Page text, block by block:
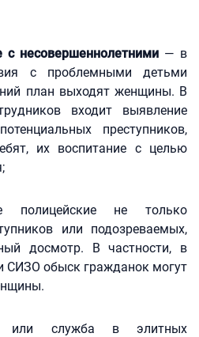
с несовершеннолетними — в
с проблемными детьми
план выходят женщины. В
входит выявление
преступников,
их воспитание с целью
не только
или подозреваемых,
досмотр. В частности, в
СИЗО обыск гражданок могут
или служба в элитных